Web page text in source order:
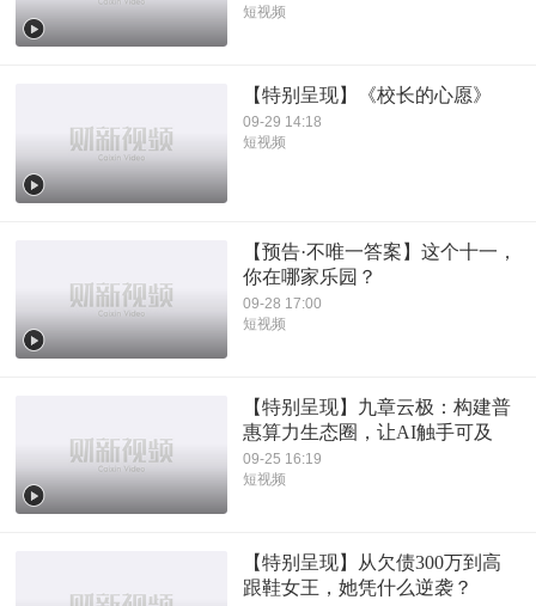
短视频
【特别呈现】《校长的心愿》
09-29 14:18
短视频
【预告·不唯一答案】这个十一，
你在哪家乐园？
09-28 17:00
短视频
【特别呈现】九章云极：构建普
惠算力生态圈，让AI触手可及
09-25 16:19
短视频
【特别呈现】从欠债300万到高
跟鞋女王，她凭什么逆袭？